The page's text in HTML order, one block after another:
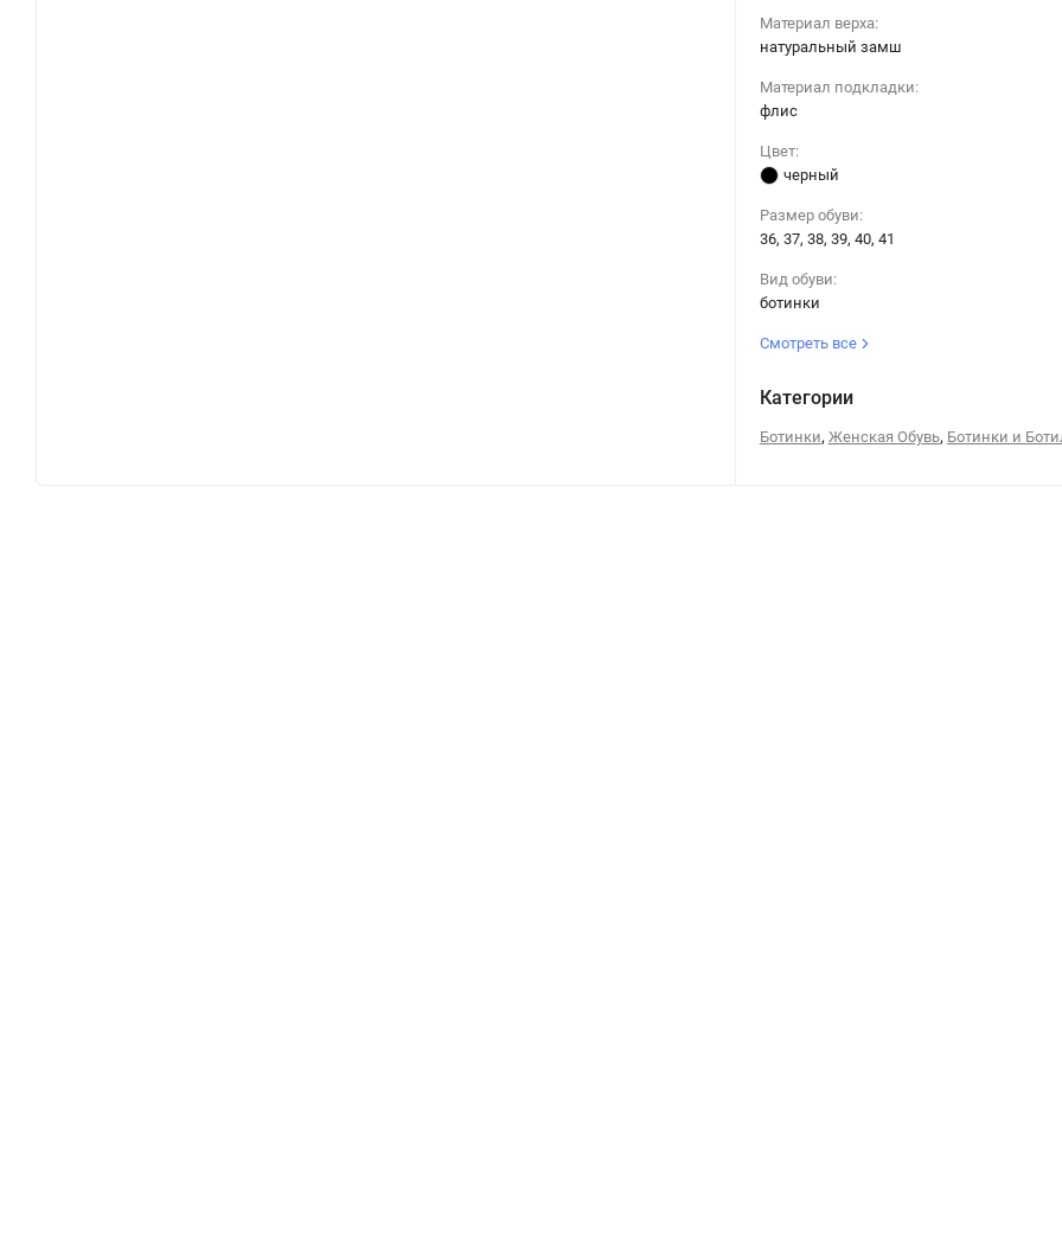
Материал верха:
натуральный замш
Материал подкладки:
флис
Цвет:
черный
Размер обуви:
36, 37, 38, 39, 40, 41
Вид обуви:
ботинки
Смотреть все
Категории
Ботинки, Женская Обувь, Ботинки и